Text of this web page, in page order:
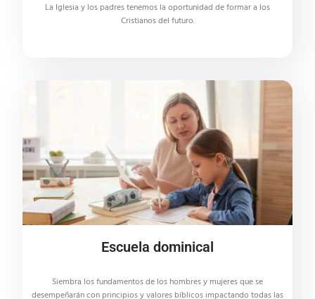
La Iglesia y los padres tenemos la oportunidad de formar a los
Cristianos del futuro.
Escuela dominical
Siembra los fundamentos de los hombres y mujeres que se
desempeñarán con principios y valores bíblicos impactando todas las